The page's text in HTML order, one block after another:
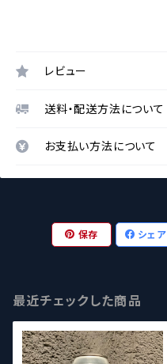
レビュー
送料・配送方法について
お支払い方法について
保存 シェア
最近チェックした商品